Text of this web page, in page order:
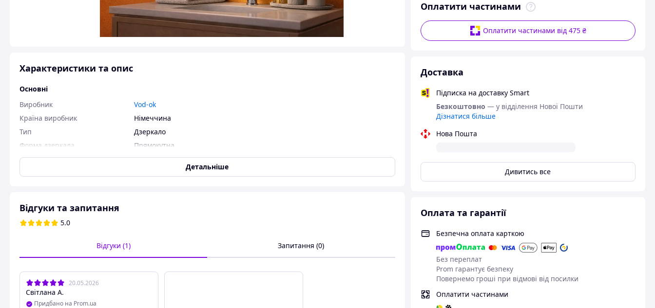
Оплатити частинами
Оплатити частинами від 475 ₴
Доставка
Підписка на доставку Smart
Безкоштовно — у відділення Нової Пошти
Дізнатися більше
Нова Пошта
Дивитись все
Оплата та гарантії
Безпечна оплата карткою
Без переплат
Prom гарантує безпеку
Повернемо гроші при відмові від посилки
Оплатити частинами
Характеристики та опис
Основні
Виробник
Vod-ok
Країна виробник
Німеччина
Тип
Дзеркало
Форма дзеркала
Прямокутна
Наявність декоративного
Так
Гарантійний термін
Стан
Габаритні розміри
Ширина
Детальніше
Відгуки та запитання
5.0
Відгуки (1) Запитання (0)
20.05.2026
Світлана А.
Придбано на Prom.ua